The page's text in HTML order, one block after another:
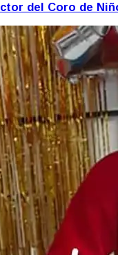
del Coro de